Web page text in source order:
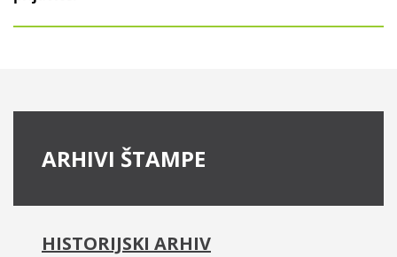
ARHIVI ŠTAMPE
HISTORIJSKI ARHIV